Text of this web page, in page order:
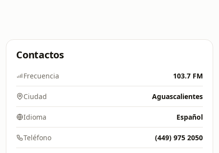
Contactos
Frecuencia 103.7 FM
Ciudad Aguascalientes
Idioma Español
Teléfono (449) 975 2050